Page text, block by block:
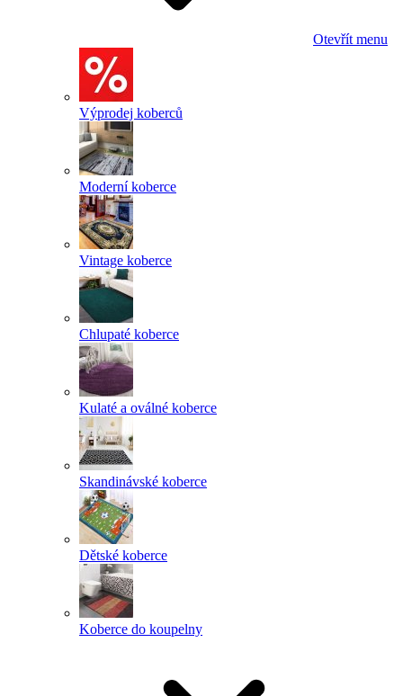
Otevřít menu
Výprodej koberců
Moderní koberce
Vintage koberce
Chlupaté koberce
Kulaté a oválné koberce
Skandinávské koberce
Dětské koberce
Koberce do koupelny